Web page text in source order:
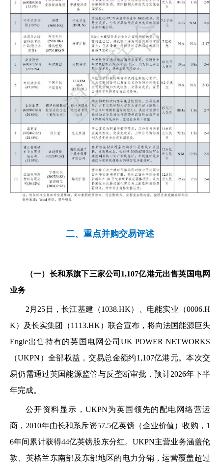
二、重点并购交易评述
（一）长和系旗下三家公司1,107亿港元出售英国电网
业务
2月25日，长江基建（1038.HK）、电能实业（0006.H
K）及长实集团（1113.HK）联合宣布，将向法国能源巨头
Engie出售持有的英国电网公司UK POWER NETWORKS
（UKPN）全部权益，交易总金额约1,107亿港元。本次交
易仍需通过英国能源监管与反垄断审批，预计2026年下半
年完成。
公开资料显示，UKPN为英国领先的配电网络营运
商，2010年由长和系斥资57.5亿英镑（企业价值）收购，1
6年间累计获得44亿英镑股东分红。UKPN主营业务涵盖伦
敦、英格兰东南部及东部地区的电力分销，运营覆盖超过